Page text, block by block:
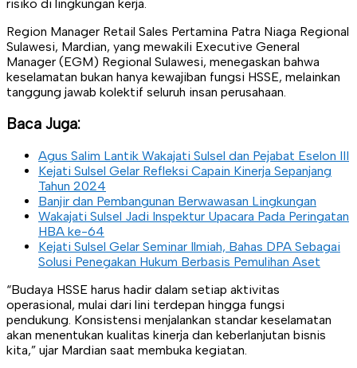
risiko di lingkungan kerja.
Region Manager Retail Sales Pertamina Patra Niaga Regional
Sulawesi, Mardian, yang mewakili Executive General
Manager (EGM) Regional Sulawesi, menegaskan bahwa
keselamatan bukan hanya kewajiban fungsi HSSE, melainkan
tanggung jawab kolektif seluruh insan perusahaan.
Baca Juga:
Agus Salim Lantik Wakajati Sulsel dan Pejabat Eselon III
Kejati Sulsel Gelar Refleksi Capain Kinerja Sepanjang
Tahun 2024
Banjir dan Pembangunan Berwawasan Lingkungan
Wakajati Sulsel Jadi Inspektur Upacara Pada Peringatan
HBA ke-64
Kejati Sulsel Gelar Seminar Ilmiah, Bahas DPA Sebagai
Solusi Penegakan Hukum Berbasis Pemulihan Aset
“Budaya HSSE harus hadir dalam setiap aktivitas
operasional, mulai dari lini terdepan hingga fungsi
pendukung. Konsistensi menjalankan standar keselamatan
akan menentukan kualitas kinerja dan keberlanjutan bisnis
kita,” ujar Mardian saat membuka kegiatan.